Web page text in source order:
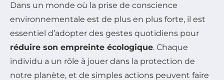
Dans un monde où la prise de conscience
environnementale est de plus en plus forte, il est
essentiel d’adopter des gestes quotidiens pour
réduire son empreinte écologique. Chaque
individu a un rôle à jouer dans la protection de
notre planète, et de simples actions peuvent faire